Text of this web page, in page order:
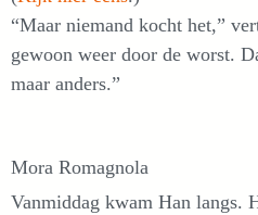
“Maar niemand kocht het,”
gewoon weer door de worst.
maar anders.”
Mora Romagnola
Vanmiddag kwam Han langs.